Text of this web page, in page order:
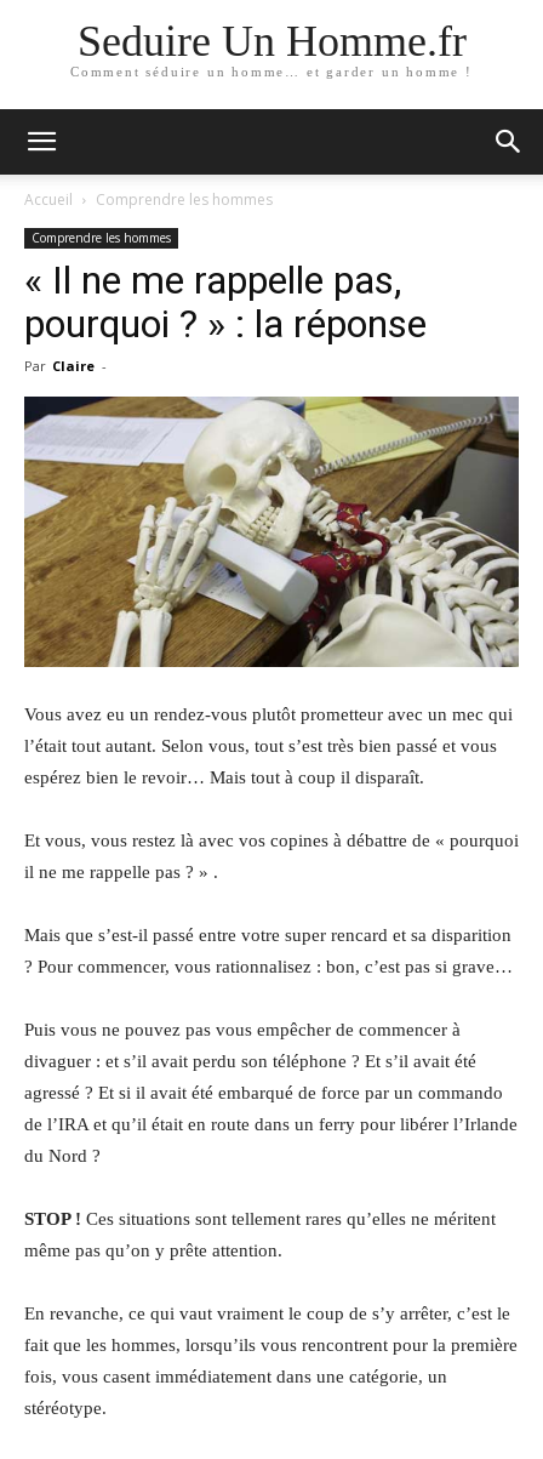
Seduire Un Homme.fr
Comment séduire un homme… et garder un homme !
Accueil Comprendre les hommes
Comprendre les hommes
« Il ne me rappelle pas,
pourquoi ? » : la réponse
Par Claire -
Vous avez eu un rendez-vous plutôt prometteur avec un mec qui
l’était tout autant. Selon vous, tout s’est très bien passé et vous
espérez bien le revoir… Mais tout à coup il disparaît.
Et vous, vous restez là avec vos copines à débattre de « pourquoi
il ne me rappelle pas ? » .
Mais que s’est-il passé entre votre super rencard et sa disparition
? Pour commencer, vous rationnalisez : bon, c’est pas si grave…
Puis vous ne pouvez pas vous empêcher de commencer à
divaguer : et s’il avait perdu son téléphone ? Et s’il avait été
agressé ? Et si il avait été embarqué de force par un commando
de l’IRA et qu’il était en route dans un ferry pour libérer l’Irlande
du Nord ?
STOP ! Ces situations sont tellement rares qu’elles ne méritent
même pas qu’on y prête attention.
En revanche, ce qui vaut vraiment le coup de s’y arrêter, c’est le
fait que les hommes, lorsqu’ils vous rencontrent pour la première
fois, vous casent immédiatement dans une catégorie, un
stéréotype.